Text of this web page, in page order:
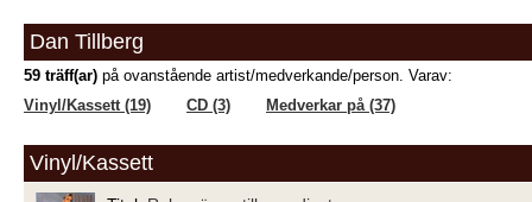
Dan Tillberg
59 träff(ar) på ovanstående artist/medverkande/person. Varav:
Vinyl/Kassett (19)
CD (3) Medverkar på (37)
Vinyl/Kassett